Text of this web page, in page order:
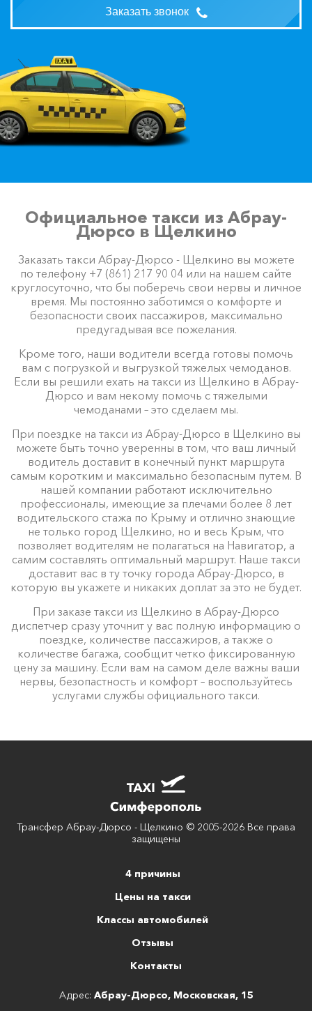
Заказать звонок
Официальное такси из Абрау-
Дюрсо в Щелкино
Заказать такси Абрау-Дюрсо - Щелкино вы можете
по телефону +7 (861) 217 90 04 или на нашем сайте
круглосуточно, что бы поберечь свои нервы и личное
время. Мы постоянно заботимся о комфорте и
безопасности своих пассажиров, максимально
предугадывая все пожелания.
Кроме того, наши водители всегда готовы помочь
вам с погрузкой и выгрузкой тяжелых чемоданов.
Если вы решили ехать на такси из Щелкино в Абрау-
Дюрсо и вам некому помочь с тяжелыми
чемоданами – это сделаем мы.
При поездке на такси из Абрау-Дюрсо в Щелкино вы
можете быть точно уверенны в том, что ваш личный
водитель доставит в конечный пункт маршрута
самым коротким и максимально безопасным путем. В
нашей компании работают исключительно
профессионалы, имеющие за плечами более 8 лет
водительского стажа по Крыму и отлично знающие
не только город Щелкино, но и весь Крым, что
позволяет водителям не полагаться на Навигатор, а
самим составлять оптимальный маршрут. Наше такси
доставит вас в ту точку города Абрау-Дюрсо, в
которую вы укажете и никаких доплат за это не будет.
При заказе такси из Щелкино в Абрау-Дюрсо
диспетчер сразу уточнит у вас полную информацию о
поездке, количестве пассажиров, а также о
количестве багажа, сообщит четко фиксированную
цену за машину. Если вам на самом деле важны ваши
нервы, безопастность и комфорт – воспользуйтесь
услугами службы официального такси.
Трансфер Абрау-Дюрсо - Щелкино © 2005-2026 Все права
защищены
4 причины
Цены на такси
Классы автомобилей
Отзывы
Контакты
Адрес: Абрау-Дюрсо, Московская, 15